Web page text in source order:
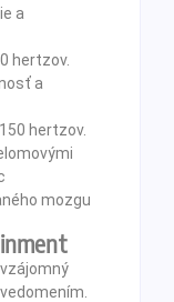
a
hertzov.
a
hertzov.